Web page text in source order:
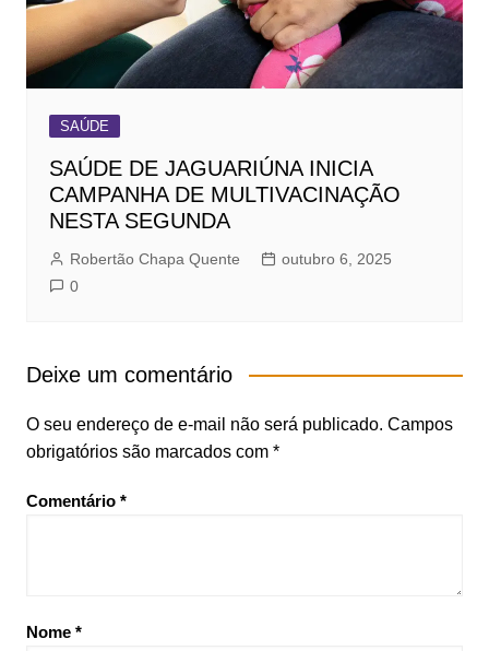
SAÚDE
SAÚDE DE JAGUARIÚNA INICIA
CAMPANHA DE MULTIVACINAÇÃO
NESTA SEGUNDA
Robertão Chapa Quente
outubro 6, 2025
0
Deixe um comentário
O seu endereço de e-mail não será publicado. Campos
obrigatórios são marcados com *
Comentário *
Nome *